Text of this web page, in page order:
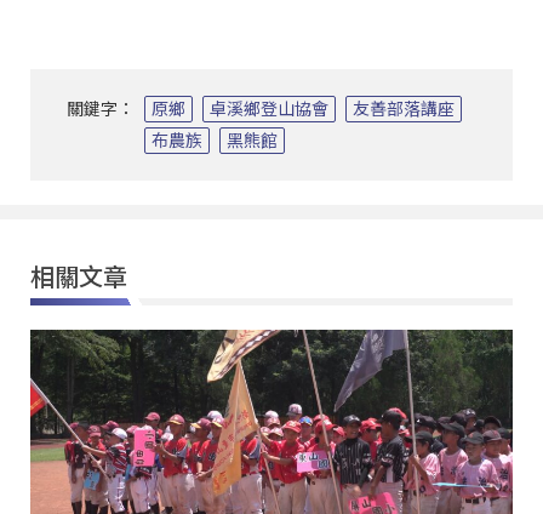
關鍵字： 原鄉 卓溪鄉登山協會
友善部落講座
布農族
黑熊館
相關文章